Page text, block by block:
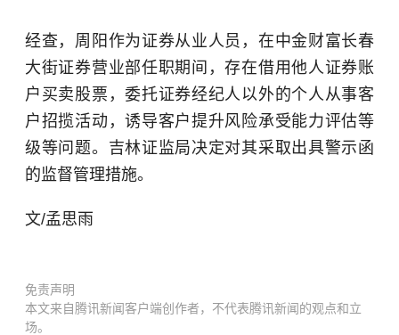
经查，周阳作为证券从业人员，在中金财富长春
大街证券营业部任职期间，存在借用他人证券账
户买卖股票，委托证券经纪人以外的个人从事客
户招揽活动，诱导客户提升风险承受能力评估等
级等问题。吉林证监局决定对其采取出具警示函
的监督管理措施。
文/孟思雨
免责声明
本文来自腾讯新闻客户端创作者，不代表腾讯新闻的观点和立
场。